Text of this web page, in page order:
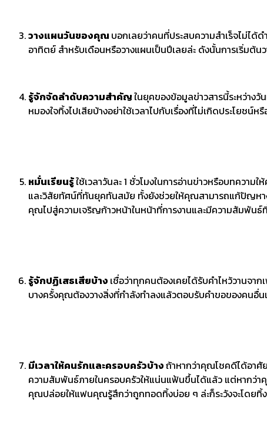
วางแผนวันของคุณ บอกเลยว่าคนที่ประสบความสำเร็จไม่ได้
อาทิตย์ สำหรับเดือนหรือวางแผนเป็นปีเลยล่ะ ดังนั้นการเริ่มต้
รู้จักจัดลำดับความสำคัญในยุคของข้อมูลข่าวสารนี้ระหว่าง
หมองใจทิ้งไปเสียบ้างอย่าใช้เวลาไปกับเรื่องที่ไม่เกิดประโยช
หมั่นเรียนรู้ใช้เวลาวันละ 1 ชั่วโมงในการอ่านข่าวหรือบทคว
และวิสัยทัศน์ที่ทันยุคทันสมัย ทั้งยังช่วยให้คุณสามารถแก้ปัญหา
คุณไปสู่ความเจริญก้าวหน้าในหน้าที่การงานและมีความสัมพัน
รู้จักปฏิเสธเสียบ้าง เชื่อว่าทุกคนต้องเคยได้รับคำไหว้วานจา
บางครั้งคุณต้องวางสิ่งที่กำลังทำลงแล้วตอบรับคำขอของคนอื่น
มีเวลาให้คนรักและครอบครัวบ้างถ้าหากว่าคุณโชคดีได้อาศั
ความสัมพันธ์ภายในครอบครัวให้แน่นแฟ้นขึ้นได้แล้ว แต่หากว่า
คุณปล่อยให้แฟนคุณรู้สึกว่าถูกทอดทิ้งบ่อย ๆ ล่ะก็ระวังจะโดยทิ้ง